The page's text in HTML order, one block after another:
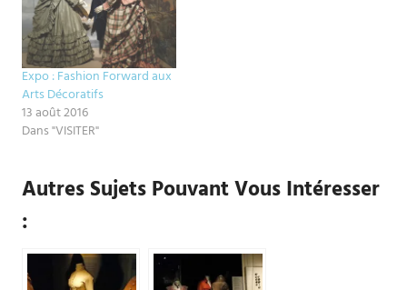
Expo : Fashion Forward aux
Arts Décoratifs
13 août 2016
Dans "VISITER"
Autres Sujets Pouvant Vous Intéresser
: